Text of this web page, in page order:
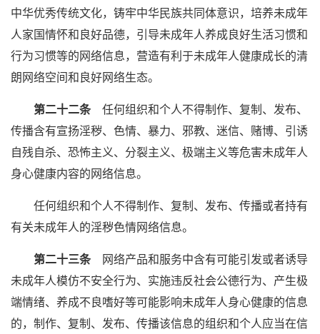
中华优秀传统文化，铸牢中华民族共同体意识，培养未成年
人家国情怀和良好品德，引导未成年人养成良好生活习惯和
行为习惯等的网络信息，营造有利于未成年人健康成长的清
朗网络空间和良好网络生态。
第二十二条任何组织和个人不得制作、复制、发布、
传播含有宣扬淫秽、色情、暴力、邪教、迷信、赌博、引诱
自残自杀、恐怖主义、分裂主义、极端主义等危害未成年人
身心健康内容的网络信息。
任何组织和个人不得制作、复制、发布、传播或者持有
有关未成年人的淫秽色情网络信息。
第二十三条网络产品和服务中含有可能引发或者诱导
未成年人模仿不安全行为、实施违反社会公德行为、产生极
端情绪、养成不良嗜好等可能影响未成年人身心健康的信息
的，制作、复制、发布、传播该信息的组织和个人应当在信